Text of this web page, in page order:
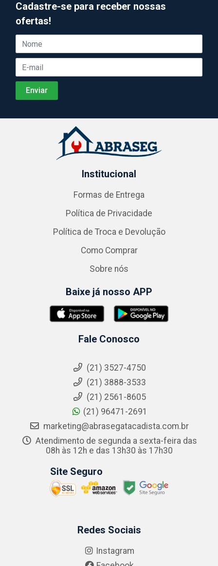
Cadastre-se para receber nossas
ofertas!
Institucional
Formas de Entrega
Política de Privacidade
Política de Troca e Devolução
Como Comprar
Sobre nós
Baixe já nosso APP
Fale Conosco
(21) 3527-4750
(21) 3888-3533
(21) 2561-8605
(21) 96471-2691
marketing@abrasegatacadista.com.br
Atendimento de segunda a sexta-feira das
08h às 12h e das 13h30 às 17h30
Site Seguro
Redes Sociais
Instagram